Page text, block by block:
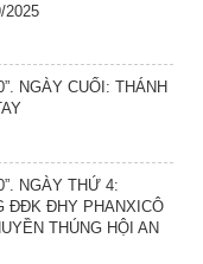
2025
NGÀY CUỐI: THÁNH
NGÀY THỨ 4:
ĐĐK ĐHY PHANXICÔ
THÚNG HỘI AN